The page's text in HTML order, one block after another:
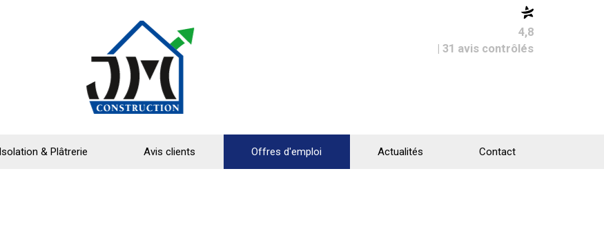
4,8
| 31 avis contrôlés
Isolation & Plâtrerie Avis clients Offres d'emploi Actualités Contact